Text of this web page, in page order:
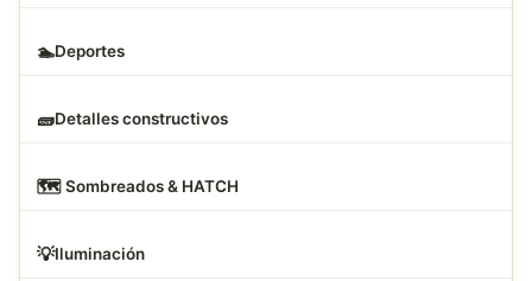
🏊Deportes
🧱Detalles constructivos
🗺️ Sombreados & HATCH
💡Iluminación